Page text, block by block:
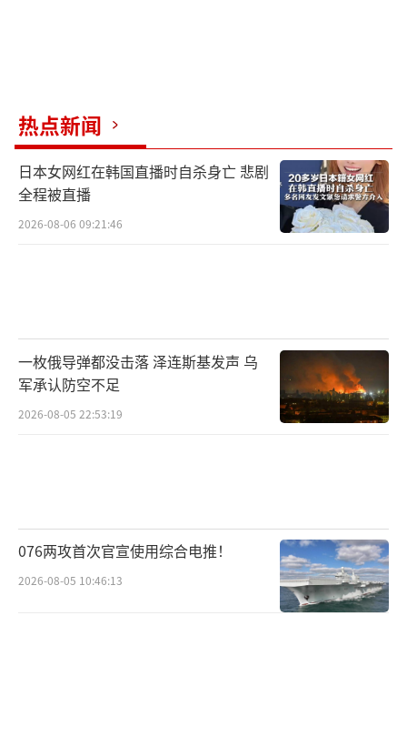
热点新闻
日本女网红在韩国直播时自杀身亡 悲剧
全程被直播
2026-08-06 09:21:46
一枚俄导弹都没击落 泽连斯基发声 乌
军承认防空不足
2026-08-05 22:53:19
076两攻首次官宣使用综合电推！
2026-08-05 10:46:13